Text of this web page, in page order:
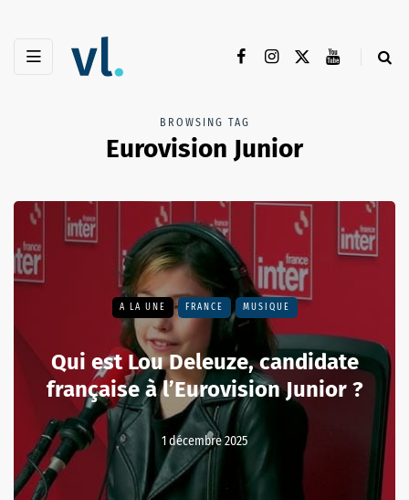
BROWSING TAG
Eurovision Junior
A LA UNE FRANCE MUSIQUE
Qui est Lou Deleuze, candidate
française à l’Eurovision Junior ?
1 décembre 2025